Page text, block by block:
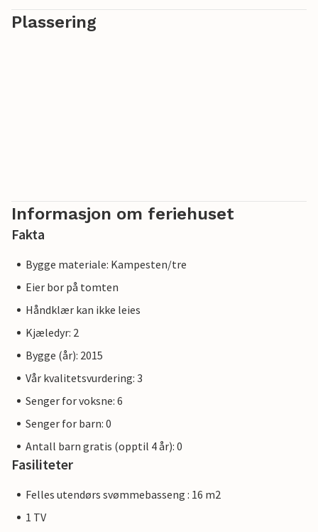
Plassering
Informasjon om feriehuset
Fakta
Bygge materiale: Kampesten/tre
Eier bor på tomten
Håndklær kan ikke leies
Kjæledyr: 2
Bygge (år): 2015
Vår kvalitetsvurdering: 3
Senger for voksne: 6
Senger for barn: 0
Antall barn gratis (opptil 4 år): 0
Fasiliteter
Felles utendørs svømmebasseng : 16 m2
1 TV